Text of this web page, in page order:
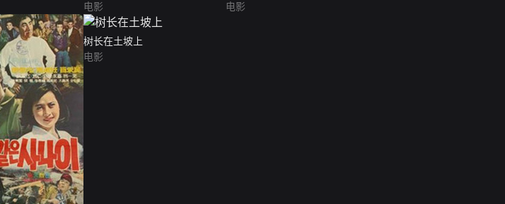
电影
电影
树长在土坡上
电影